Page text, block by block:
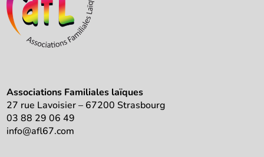
Associations Familiales laïques
27 rue Lavoisier – 67200 Strasbourg
03 88 29 06 49
info@afl67.com